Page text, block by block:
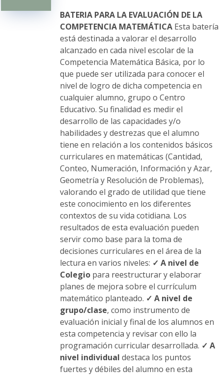
elegir
en
la
página
de
producto
BATERIA PARA LA EVALUACIÓN DE LA
COMPETENCIA MATEMÁTICAEsta batería
está destinada a valorar el desarrollo
alcanzado en cada nivel escolar de la
Competencia Matemática Básica, por lo
que puede ser utilizada para conocer el
nivel de logro de dicha competencia en
cualquier alumno, grupo o Centro
Educativo. Su finalidad es medir el
desarrollo de las capacidades y/o
habilidades y destrezas que el alumno
tiene en relación a los contenidos básicos
curriculares en matemáticas (Cantidad,
Conteo, Numeración, Información y Azar,
Geometría y Resolución de Problemas),
valorando el grado de utilidad que tiene
este conocimiento en los diferentes
contextos de su vida cotidiana. Los
resultados de esta evaluación pueden
servir como base para la toma de
decisiones curriculares en el área de la
lectura en varios niveles: ✓ A nivel de
Colegiopara reestructurar y elaborar
planes de mejora sobre el currículum
matemático planteado. ✓ A nivel de
grupo/clase, como instrumento de
evaluación inicial y final de los alumnos en
esta competencia y revisar con ello la
programación curricular desarrollada. ✓ A
nivel individual destaca los puntos
fuertes y débiles del alumno en esta